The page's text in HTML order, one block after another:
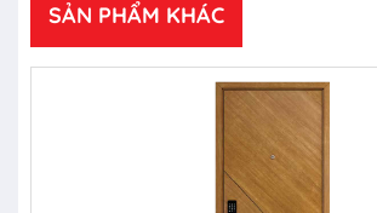
SẢN PHẨM KHÁC